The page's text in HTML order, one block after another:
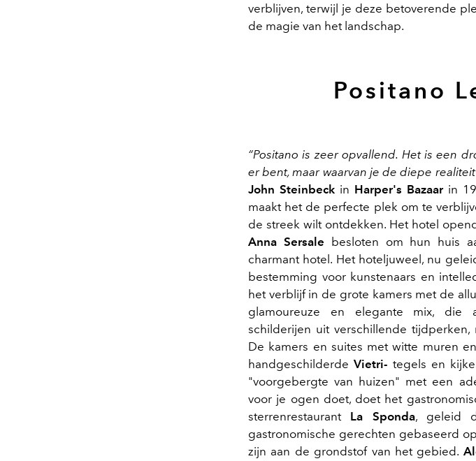
verblijven, terwijl je deze betoverende
de magie van het landschap.
Positano
“Positano is zeer opvallend. Het is een
er bent, maar waarvan je de diepe
John Steinbeckin Harper's Bazaarin
maakt het de perfecte plek om te
de streek wilt ontdekken. Het hotel
Anna Sersale besloten om hun huis
charmant hotel. Het hoteljuweel, nu
bestemming voor kunstenaars en
het verblijf in de grote kamers met de
glamoureuze en elegante mix, die
schilderijen uit verschillende
De kamers en suites met witte muren
handgeschilderdeVietri- tegels en
"voorgebergte van huizen" met een
voor je ogen doet, doet het
sterrenrestaurant La Sponda, geleid
gastronomische gerechten gebaseerd
zijn aan de grondstof van het gebied.